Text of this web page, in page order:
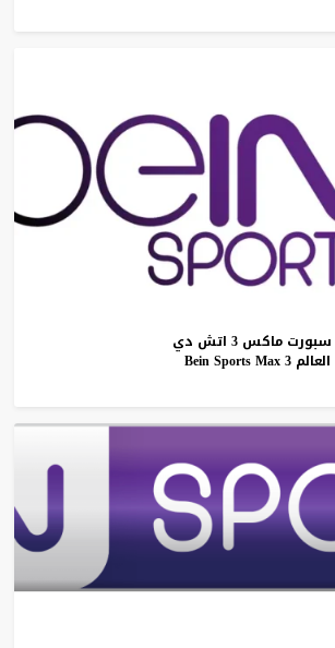
سبورت ماكس 3 اتش دي
العالم Bein Sports Max 3